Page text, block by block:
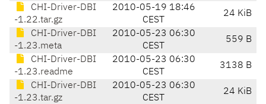
CHI-Driver-DBI
-1.22.tar.gz
2010-05-19 18:46
CEST
24 KiB
CHI-Driver-DBI
-1.23.meta
2010-05-23 06:30
CEST
559 B
CHI-Driver-DBI
-1.23.readme
2010-05-23 06:30
CEST
3138 B
CHI-Driver-DBI
-1.23.tar.gz
2010-05-23 06:30
CEST
24 KiB